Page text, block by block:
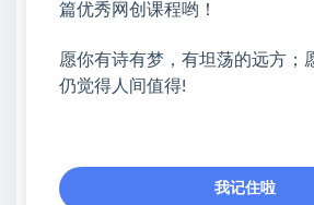
网赚基地简介
站长微信：无
❤本站：本站整合多方资源站，主
各种项目 + 提升网创认知。
❤本站为众多团队提供了重要价值
篇优秀网创课程哟！
愿你有诗有梦，有坦荡的远方；
仍觉得人间值得!
我记住啦